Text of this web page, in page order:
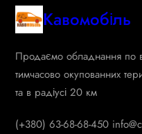
Кавомобіль
Продаємо обладнання по
тимчасово окупованних
та в радіусі 20 км
(+380) 63-68-68-450